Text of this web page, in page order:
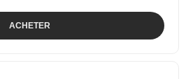
ACHETER